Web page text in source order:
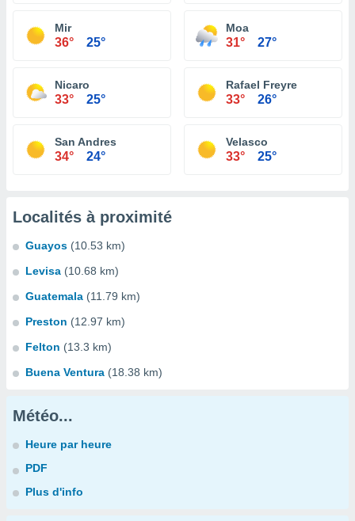
Mir
36° 25°
Moa
31° 27°
Nicaro
33° 25°
Rafael Freyre
33° 26°
San Andres
34° 24°
Velasco
33° 25°
Localités à proximité
Guayos (10.53 km)
Levisa (10.68 km)
Guatemala (11.79 km)
Preston (12.97 km)
Felton (13.3 km)
Buena Ventura (18.38 km)
Météo...
Heure par heure
PDF
Plus d'info